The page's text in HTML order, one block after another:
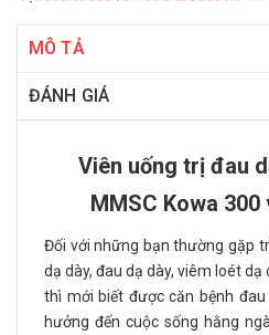
MÔ TẢ
ĐÁNH GIÁ
Viên uống trị đau
MMSC Kowa 300
Đối với những bạn thường gặp
dạ dày, đau dạ dày, viêm loét dạ
thì mới biết được căn bệnh
hưởng đến cuộc sống hằng